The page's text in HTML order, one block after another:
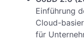
Einführung
Cloud-
für